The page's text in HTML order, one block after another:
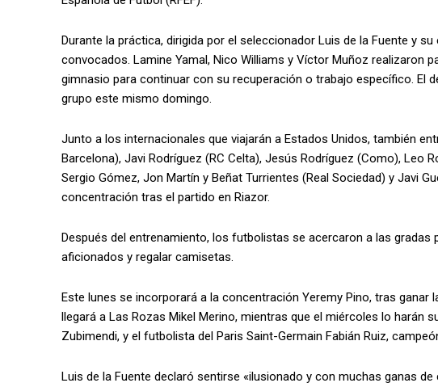
Durante la práctica, dirigida por el seleccionador Luis de la Fuente y
convocados. Lamine Yamal, Nico Williams y Víctor Muñoz realizaron
gimnasio para continuar con su recuperación o trabajo específico. El
grupo este mismo domingo.
Junto a los internacionales que viajarán a Estados Unidos, también
Barcelona), Javi Rodríguez (RC Celta), Jesús Rodríguez (Como), Leo
Sergio Gómez, Jon Martín y Beñat Turrientes (Real Sociedad) y Javi
concentración tras el partido en Riazor.
Después del entrenamiento, los futbolistas se acercaron a las
aficionados y regalar camisetas.
Este lunes se incorporará a la concentración Yeremy Pino, tras ganar
llegará a Las Rozas Mikel Merino, mientras que el miércoles lo harán
Zubimendi, y el futbolista del Paris Saint-Germain Fabián Ruiz,
Luis de la Fuente declaró sentirse «ilusionado y con muchas ganas